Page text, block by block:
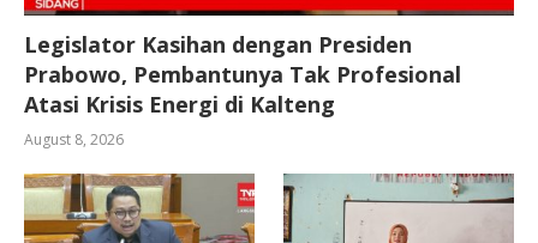
Legislator Kasihan dengan Presiden
Prabowo, Pembantunya Tak Profesional
Atasi Krisis Energi di Kalteng
August 8, 2026